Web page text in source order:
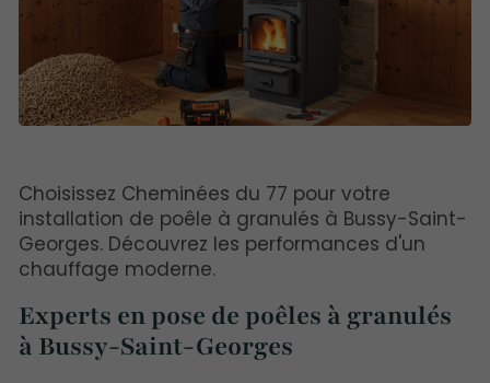
Choisissez Cheminées du 77 pour votre
installation de poêle à granulés à Bussy-Saint-
Georges. Découvrez les performances d'un
chauffage moderne.
Experts en pose de poêles à granulés
à Bussy-Saint-Georges